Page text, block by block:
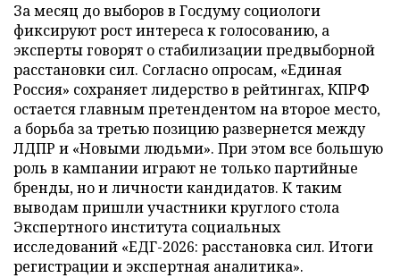
За месяц до выборов в Госдуму социологи
фиксируют рост интереса к голосованию, а
эксперты говорят о стабилизации предвыборной
расстановки сил. Согласно опросам, «Единая
Россия» сохраняет лидерство в рейтингах, КПРФ
остается главным претендентом на второе место,
а борьба за третью позицию развернется между
ЛДПР и «Новыми людьми». При этом все большую
роль в кампании играют не только партийные
бренды, но и личности кандидатов. К таким
выводам пришли участники круглого стола
Экспертного института социальных
исследований «ЕДГ-2026: расстановка сил. Итоги
регистрации и экспертная аналитика».